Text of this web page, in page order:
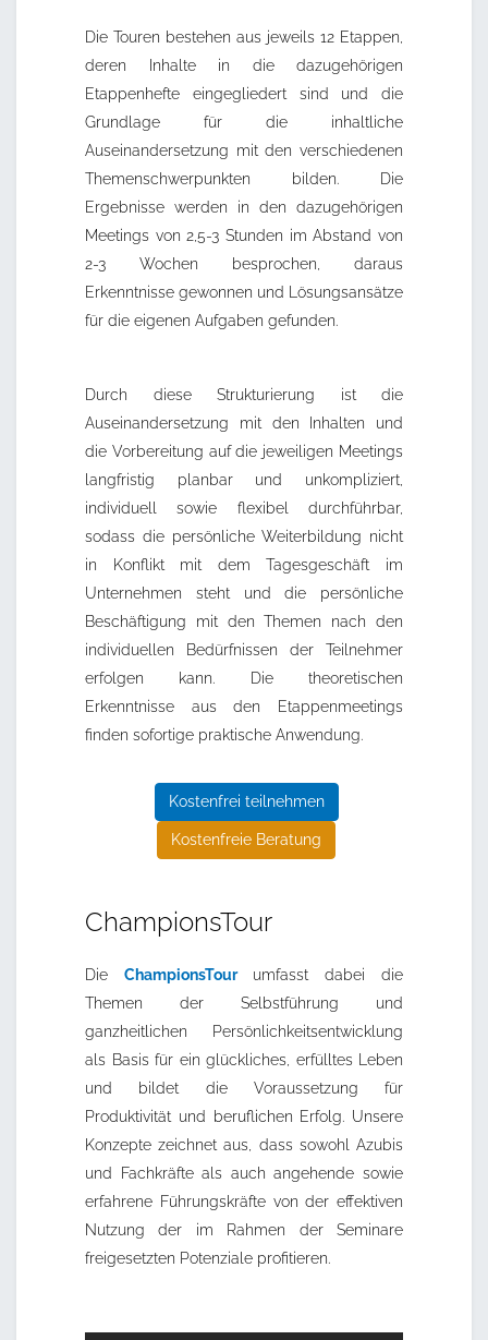
Die Touren bestehen aus jeweils 12 Etappen,
deren Inhalte in die dazugehörigen
Etappenhefte eingegliedert sind und die
Grundlage für die inhaltliche
Auseinandersetzung mit den verschiedenen
Themenschwerpunkten bilden. Die
Ergebnisse werden in den dazugehörigen
Meetings von 2,5-3 Stunden im Abstand von
2-3 Wochen besprochen, daraus
Erkenntnisse gewonnen und Lösungsansätze
für die eigenen Aufgaben gefunden.
Durch diese Strukturierung ist die
Auseinandersetzung mit den Inhalten und
die Vorbereitung auf die jeweiligen Meetings
langfristig planbar und unkompliziert,
individuell sowie flexibel durchführbar,
sodass die persönliche Weiterbildung nicht
in Konflikt mit dem Tagesgeschäft im
Unternehmen steht und die persönliche
Beschäftigung mit den Themen nach den
individuellen Bedürfnissen der Teilnehmer
erfolgen kann. Die theoretischen
Erkenntnisse aus den Etappenmeetings
finden sofortige praktische Anwendung.
Kostenfrei teilnehmen
Kostenfreie Beratung
ChampionsTour
Die ChampionsTour umfasst dabei die
Themen der Selbstführung und
ganzheitlichen Persönlichkeitsentwicklung
als Basis für ein glückliches, erfülltes Leben
und bildet die Voraussetzung für
Produktivität und beruflichen Erfolg. Unsere
Konzepte zeichnet aus, dass sowohl Azubis
und Fachkräfte als auch angehende sowie
erfahrene Führungskräfte von der effektiven
Nutzung der im Rahmen der Seminare
freigesetzten Potenziale profitieren.